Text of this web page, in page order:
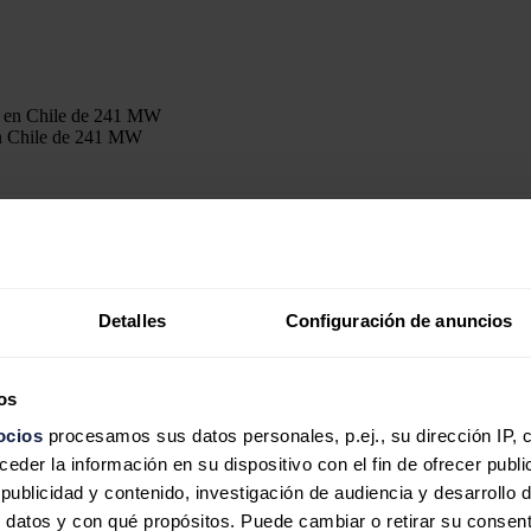
Detalles Configuración de anuncios
procesamos sus datos personales, p.ej., su dirección IP,
la información en su dispositivo con el fin de ofrecer
y contenido, investigación de audiencia y desarrollo
y con qué propósitos. Puede cambiar o retirar su
Chile de 241 MW
del Mercado de Valores (CNMV).
de Investment Grade y tiene presencia en el mercado
entrada en operación de la planta.
solar Gran Teno y que entre ambos acuerdos de venta el
en diciembre de este año y que genere 477 gigavatios hora
al año.